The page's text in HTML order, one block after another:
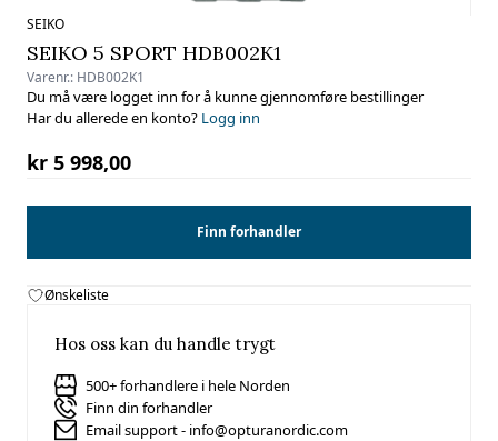
SEIKO
SEIKO 5 SPORT HDB002K1
Varenr.: HDB002K1
Du må være logget inn for å kunne gjennomføre bestillinger
Har du allerede en konto? Logg inn
kr 5 998,00
Finn forhandler
Ønskeliste
Hos oss kan du handle trygt
500+ forhandlere i hele Norden
Finn din forhandler
Email support - info@opturanordic.com